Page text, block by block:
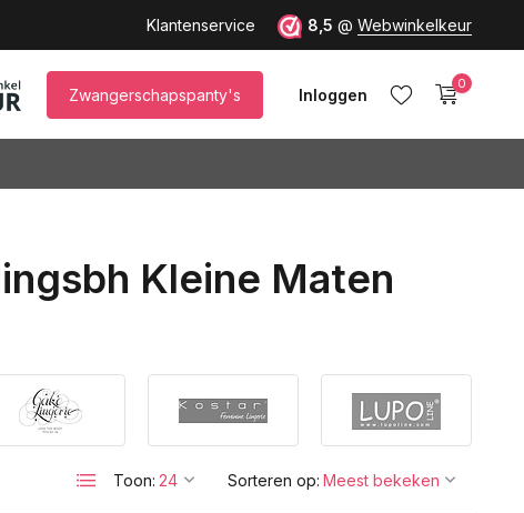
Klantenservice 8,5 @ Webwinkelkeur
Zwangerschapspanty's Inloggen
0
Kleine Maten
Toon: Sorteren op: